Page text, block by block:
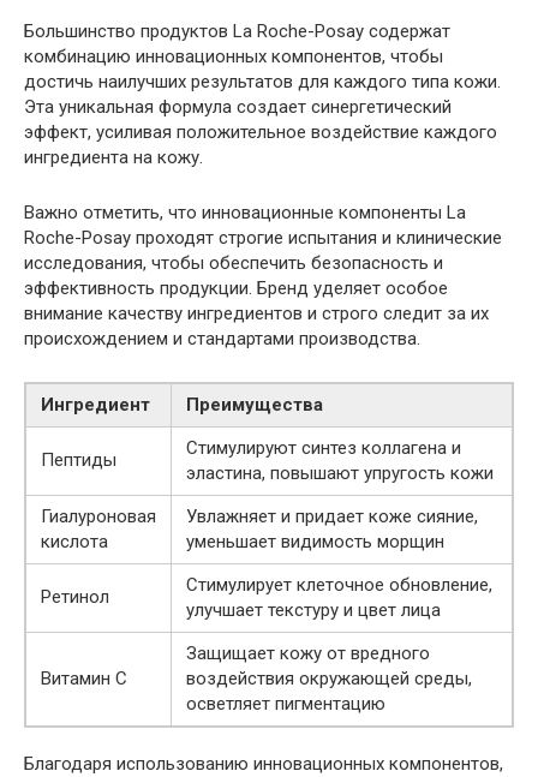
Большинство продуктов La Roche-Posay содержат
комбинацию инновационных компонентов, чтобы
достичь наилучших результатов для каждого типа кожи.
Эта уникальная формула создает синергетический
эффект, усиливая положительное воздействие каждого
ингредиента на кожу.
Важно отметить, что инновационные компоненты La
Roche-Posay проходят строгие испытания и клинические
исследования, чтобы обеспечить безопасность и
эффективность продукции. Бренд уделяет особое
внимание качеству ингредиентов и строго следит за их
происхождением и стандартами производства.
Ингредиент Преимущества
Пептиды
Стимулируют синтез коллагена и
эластина, повышают упругость кожи
Гиалуроновая
кислота
Увлажняет и придает коже сияние,
уменьшает видимость морщин
Ретинол
Стимулирует клеточное обновление,
улучшает текстуру и цвет лица
Витамин С
Защищает кожу от вредного
воздействия окружающей среды,
осветляет пигментацию
Благодаря использованию инновационных компонентов,